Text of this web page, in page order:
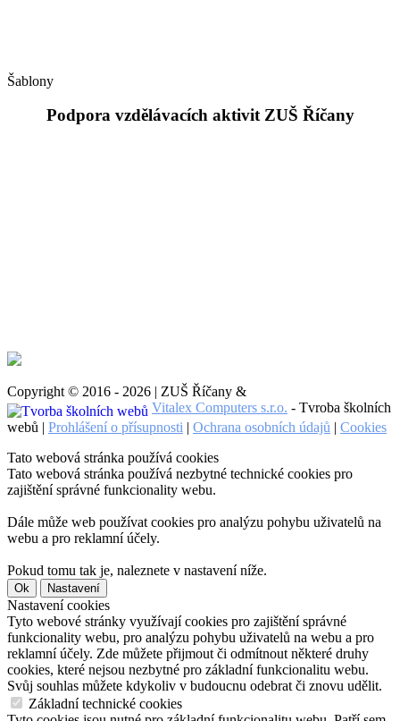
Šablony
Podpora vzdělávacích aktivit ZUŠ Říčany
Copyright © 2016 - 2026 | ZUŠ Říčany &
Vitalex Computers s.r.o. - Tvroba školních
webů | Prohlášení o přísupnosti | Ochrana osobních údajů | Cookies
Tato webová stránka používá cookies
Tato webová stránka používá nezbytné technické cookies pro
zajištění správné funkcionality webu.
Dále může web používat cookies pro analýzu pohybu uživatelů na
webu a pro reklamní účely.
Pokud tomu tak je, naleznete v nastavení níže.
Ok Nastavení
Nastavení cookies
Tyto webové stránky využívají cookies pro zajištění správné
funkcionality webu, pro analýzu pohybu uživatelů na webu a pro
reklamní účely. Zde můžete přijmout či odmítnout některé druhy
cookies, které nejsou nezbytné pro základní funkcionalitu webu.
Svůj souhlas můžete kdykoliv v budoucnu odebrat či znovu udělit.
Základní technické cookies